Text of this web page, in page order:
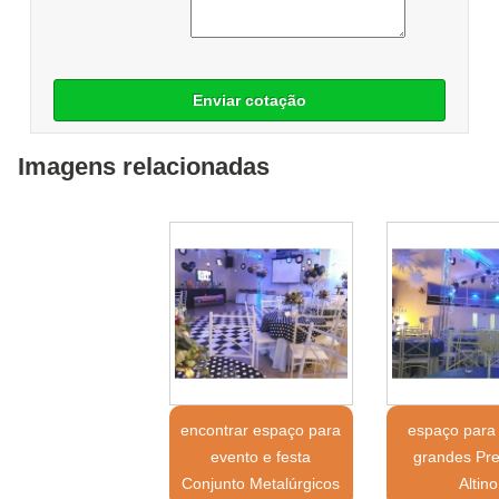
Enviar cotação
Imagens relacionadas
encontrar espaço para
evento e festa
Conjunto Metalúrgicos
espaço
grandes
Altino